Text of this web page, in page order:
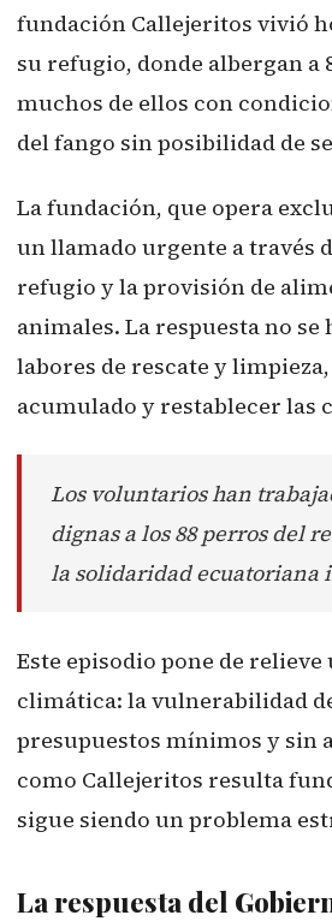
fundación Callejeritos vivió
su refugio, donde albergan a
muchos de ellos con
del fango sin posibilidad de
La fundación, que opera
un llamado urgente a través
refugio y la provisión de
animales. La respuesta no
labores de rescate y
acumulado y restablecer las
Los voluntarios han
dignas a los 88 perros del
la solidaridad ecuatoriana
Este episodio pone de
climática: la vulnerabilidad
presupuestos mínimos y sin
como Callejeritos resulta
sigue siendo un problema
La respuesta del